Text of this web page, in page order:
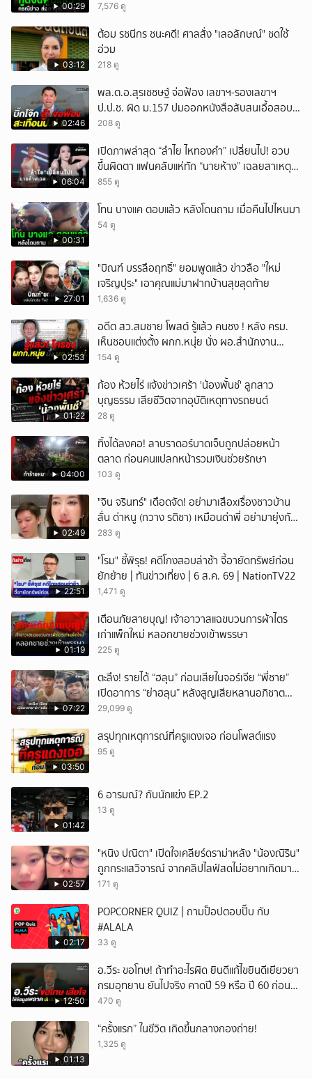
00:29 7,576 ดู
03:12
ต้อม รชนีกร ชนะคดี! ศาลสั่ง "เลอลักษณ์" ชดใช้
อ่วม
218 ดู
02:46
พล.ต.อ.สุรเชชษฐ์ จ่อฟ้อง เลขาฯ-รองเลขาฯ
ป.ป.ช. ผิด ม.157 ปมออกหนังสือสับสนเอื้อสอบ
คดีซ้ำซ้อน
208 ดู
06:04
เปิดภาพล่าสุด “ลำไย ไหทองคำ” เปลี่ยนไป! อวบ
ขึ้นผิดตา แฟนคลับแห่ทัก “นายห้าง” เฉลยสาเหตุ
ชัด!
855 ดู
00:31
โทน บางแค ตอบแล้ว หลังโดนถาม เมื่อคืนไปไหนมา
54 ดู
27:01
"บิณฑ์ บรรลือฤทธิ์" ยอมพูดแล้ว ข่าวลือ "ใหม่
เจริญปุระ" เอาคุณแม่มาฝากบ้านสุขสุดท้าย
1,636 ดู
02:53
อดีต สว.สมชาย โพสต์ รู้แล้ว คนชง ! หลัง ครม.
เห็นชอบแต่งตั้ง ผกก.หนุ่ย นั่ง ผอ.สำนักงาน
ป.ย.ป.
154 ดู
01:22
ก้อง ห้วยไร่ แจ้งข่าวเศร้า 'น้องพั้นช์' ลูกสาว
บุญธรรม เสียชีวิตจากอุบัติเหตุทางรถยนต์
28 ดู
04:00
ทิ้งได้ลงคอ! ลาบราดอร์บาดเจ็บถูกปล่อยหน้า
ตลาด ก่อนคนแปลกหน้ารวมเงินช่วยรักษา
103 ดู
02:49
ั่"จิน จรินทร์" เดือดจัด! อย่ามาเสือxเรื่องชาวบ้าน
ลั่น ด่าหนู (กวาง รติชา) เหมือนด่าพี่ อย่ามายุ่งกับ
คนของผม จบ!!!
283 ดู
22:51
"โรม" ชี้พิรุธ! คดีโกงสอบล่าช้า จี้อายัดทรัพย์ก่อน
ยักย้าย | ทันข่าวเที่ยง | 6 ส.ค. 69 | NationTV22
1,471 ดู
01:19
เตือนภัยสายบุญ! เจ้าอาวาสแฉขบวนการผ้าไตร
เก่าแพ็กใหม่ หลอกขายช่วงเข้าพรรษา
225 ดู
07:22
ตะลึง! รายได้ “ฮลุน” ก่อนเสียในจอร์เจีย “พี่ชาย”
เปิดอาการ “ย่าฮลุน” หลังสูญเสียหลานอภิชาต
บุตร!
29,099 ดู
03:50
สรุปทุกเหตุการณ์ที่ครูแดงเจอ ก่อนโพสต์แรง
95 ดู
01:42
6 อารมณ์? กับนักแข่ง EP.2
13 ดู
02:57
"หนิง ปณิตา" เปิดใจเคลียร์ดราม่าหลัง "น้องณิริน"
ถูกกระแสวิจารณ์ จากคลิปไลฟ์สดไม่อยากเกิดมา
หน้าเหมือนพ่อ
171 ดู
02:17
POPCORNER QUIZ | ถามป็อปตอบปั๊บ กับ
#ALALA
33 ดู
12:50
อ.วีระ ขอโทษ! ถ้าทำอะไรผิด ยินดีแก้ไขยินดีเยียวยา
กรมอุทยาน ยันไปจริง คาดปี 59 หรือ ปี 60 ก่อน
ปิดให้พัก
470 ดู
01:13
“ครั้งแรก” ในชีวิต เกิดขึ้นกลางกองถ่าย!
1,325 ดู